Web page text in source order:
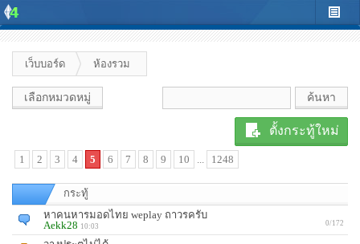
เว็บบอร์ด ห้องรวม
เลือกหมวดหมู่
ตั้งกระทู้ใหม่
1 2 3 4 5 6 7 8 9 10 1248
กระทู้
หาคนหารมอดไทย weplay ถาวรครับ
Aekk28 10:03 0/172